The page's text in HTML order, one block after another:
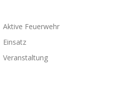
Aktive Feuerwehr
Einsatz
Veranstaltung